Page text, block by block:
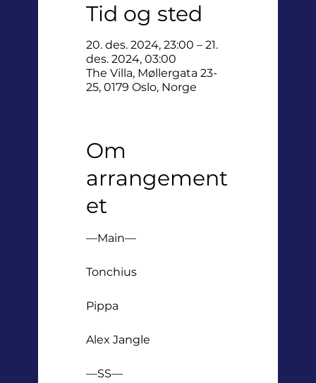
Tid og sted
20. des. 2024, 23:00 – 21.
des. 2024, 03:00
The Villa, Møllergata 23-
25, 0179 Oslo, Norge
Om
arrangement
et
—Main—
Tonchius
Pippa
Alex Jangle
—SS—